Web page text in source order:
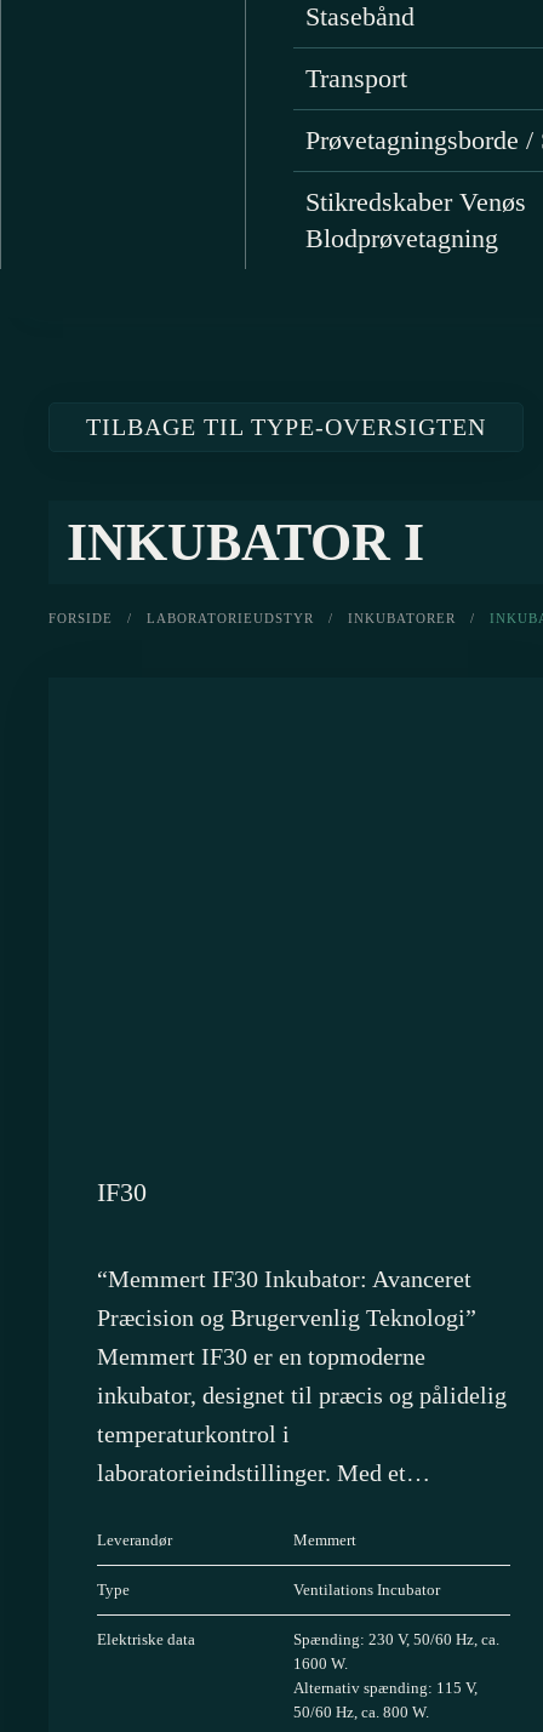
Stasebånd
Transport
Prøvetagningsborde /
Stikredskaber Venøs
Blodprøvetagning
TILBAGE TIL TYPE-OVERSIGTEN
INKUBATOR I
FORSIDE / LABORATORIEUDSTYR / INKUBATORER /
IF30
“Memmert IF30 Inkubator: Avanceret
Præcision og Brugervenlig Teknologi”
Memmert IF30 er en topmoderne
inkubator, designet til præcis og pålidelig
temperaturkontrol i
laboratorieindstillinger. Med et…
Leverandør Memmert
Type Ventilations Incubator
Elektriske data
Spænding: 230 V, 50/60 Hz, ca.
1600 W.
Alternativ spænding: 115 V,
50/60 Hz, ca. 800 W.